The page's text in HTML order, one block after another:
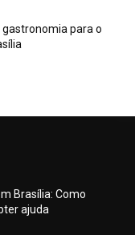
para o
Brasília: Como
ajuda